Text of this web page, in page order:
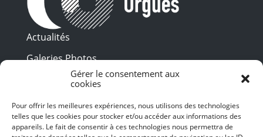
Gérer le consentement aux
cookies
Pour offrir les meilleures expériences, nous utilisons des technologies
telles que les cookies pour stocker et/ou accéder aux informations des
appareils. Le fait de consentir à ces technologies nous permettra de
Actualités
Galeries Photos
Vidéothèque
Presse
Billetterie
Recrutement